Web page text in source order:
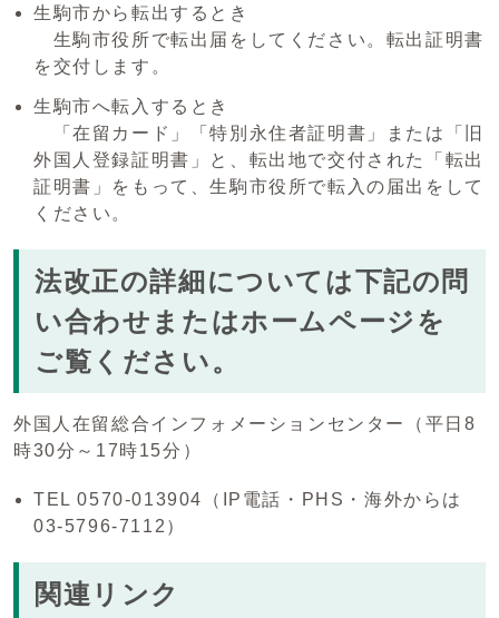
生駒市から転出するとき
生駒市役所で転出届をしてください。転出証明書
を交付します。
生駒市へ転入するとき
「在留カード」「特別永住者証明書」または「旧
外国人登録証明書」と、転出地で交付された「転出
証明書」をもって、生駒市役所で転入の届出をして
ください。
法改正の詳細については下記の問
い合わせまたはホームページを
ご覧ください。
外国人在留総合インフォメーションセンター（平日8
時30分～17時15分）
TEL 0570-013904（IP電話・PHS・海外からは
03-5796-7112）
関連リンク